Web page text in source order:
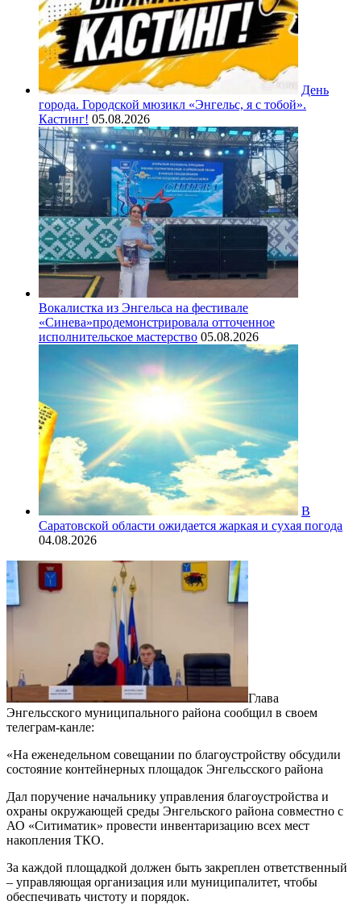
День
города. Городской мюзикл «Энгельс, я с тобой».
Кастинг! 05.08.2026
Вокалистка из Энгельса на фестивале
«Синева»продемонстрировала отточенное
исполнительское мастерство 05.08.2026
В
Саратовской области ожидается жаркая и сухая погода
04.08.2026
Глава
Энгельсского муниципального района сообщил в своем
телеграм-канле:
«На еженедельном совещании по благоустройству обсудили
состояние контейнерных площадок Энгельсского района
Дал поручение начальнику управления благоустройства и
охраны окружающей среды Энгельского района совместно с
АО «Ситиматик» провести инвентаризацию всех мест
накопления ТКО.
За каждой площадкой должен быть закреплен ответственный
– управляющая организация или муниципалитет, чтобы
обеспечивать чистоту и порядок.